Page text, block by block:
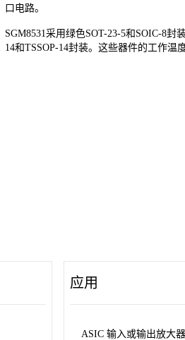
口电路。
SGM8531采用绿色SOT-23-5和SOIC-8封
14和TSSOP-14封装。这些器件的工作温
应用
ASIC 输入或输出放大器